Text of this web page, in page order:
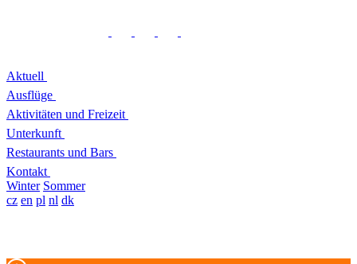
Aktuell
Ausflüge
Aktivitäten und Freizeit
Unterkunft
Restaurants und Bars
Kontakt
Winter Sommer
cz en pl nl dk